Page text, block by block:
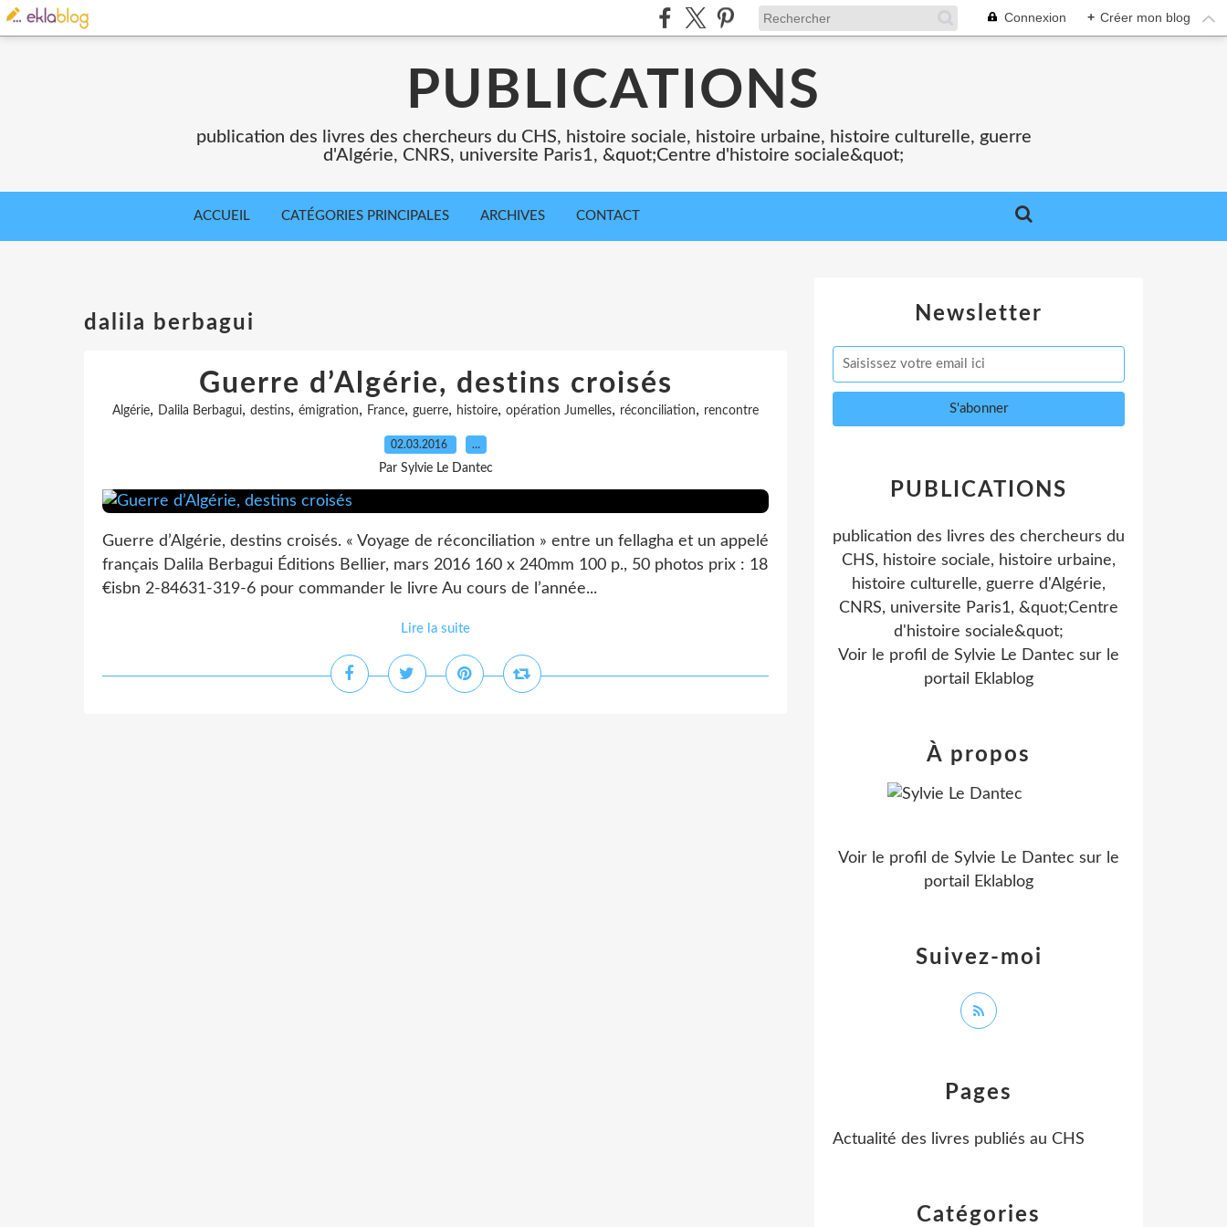
Connexion + Créer mon blog
PUBLICATIONS
publication des livres des chercheurs du CHS, histoire sociale, histoire urbaine, histoire culturelle, guerre
d'Algérie, CNRS, universite Paris1, &quot;Centre d'histoire sociale&quot;
ACCUEIL CATÉGORIES PRINCIPALES ARCHIVES CONTACT
dalila berbagui
Guerre d’Algérie, destins croisés
Algérie, Dalila Berbagui, destins, émigration, France, guerre, histoire, opération Jumelles, réconciliation, rencontre
02.03.2016 …
Par Sylvie Le Dantec
Guerre d’Algérie, destins croisés. « Voyage de réconciliation » entre un fellagha et un appelé
français Dalila Berbagui Éditions Bellier, mars 2016 160 x 240mm 100 p., 50 photos prix : 18
€isbn 2-84631-319-6 pour commander le livre Au cours de l’année...
Lire la suite
Newsletter
Catégories
Pages
Actualité des livres publiés au CHS
PUBLICATIONS
publication des livres des chercheurs du
CHS, histoire sociale, histoire urbaine,
histoire culturelle, guerre d'Algérie,
CNRS, universite Paris1, &quot;Centre
d'histoire sociale&quot;
Voir le profil de Sylvie Le Dantec sur le
portail Eklablog
Suivez-moi
À propos
Voir le profil de Sylvie Le Dantec sur le
portail Eklablog